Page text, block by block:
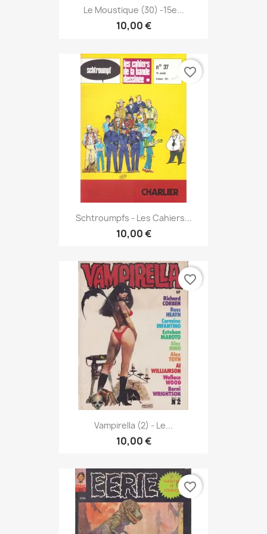
Le Moustique (30) -15e...
10,00 €
Schtroumpfs - Les Cahiers...
10,00 €
favorite_border
Vampirella (2) - Le...
10,00 €
favorite_border
favorite_border